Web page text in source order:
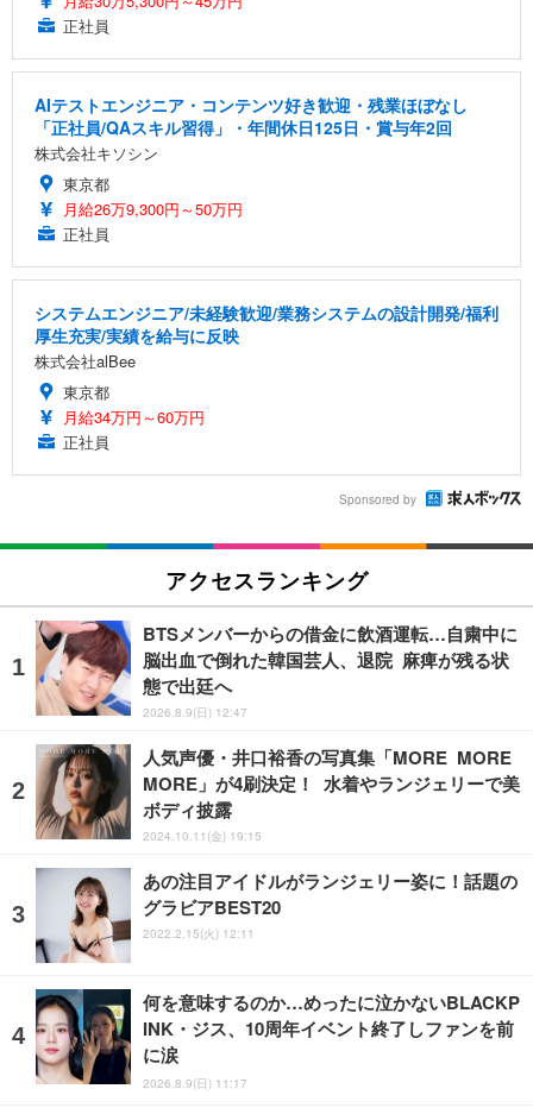
正社員
AIテストエンジニア・コンテンツ好き歓迎・残業ほぼなし
「正社員/QAスキル習得」・年間休日125日・賞与年2回
株式会社キソシン
東京都
月給26万9,300円～50万円
正社員
システムエンジニア/未経験歓迎/業務システムの設計開発/福利
厚生充実/実績を給与に反映
株式会社alBee
東京都
月給34万円～60万円
正社員
Sponsored by
アクセスランキング
BTSメンバーからの借金に飲酒運転…自粛中に
脳出血で倒れた韓国芸人、退院 麻痺が残る状
態で出廷へ
2026.8.9(日) 12:47
人気声優・井口裕香の写真集「MORE MORE
MORE」が4刷決定！ 水着やランジェリーで美
ボディ披露
2024.10.11(金) 19:15
あの注目アイドルがランジェリー姿に！話題の
グラビアBEST20
2022.2.15(火) 12:11
何を意味するのか…めったに泣かないBLACKP
INK・ジス、10周年イベント終了しファンを前
に涙
2026.8.9(日) 11:17